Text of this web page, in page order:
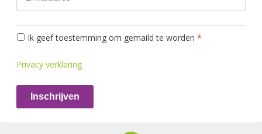
Ik geef toestemming om gemaild te worden *
Privacy verklaring
Inschrijven